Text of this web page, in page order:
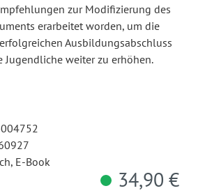
zur Modifizierung des
erarbeitet worden, um die
Ausbildungsabschluss
weiter zu erhöhen.
E-Book
34,90 €